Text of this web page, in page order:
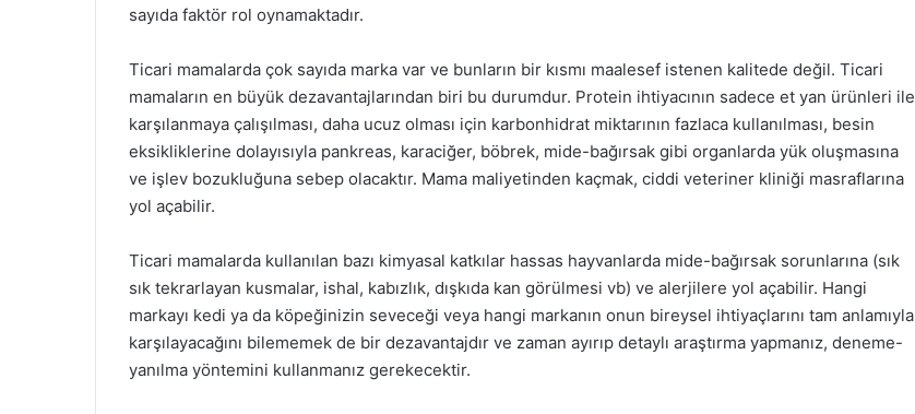
sayıda faktör rol oynamaktadır.
Ticari mamalarda çok sayıda marka var ve bunların bir kısmı maalesef istenen kalitede değil. Ticari
mamaların en büyük dezavantajlarından biri bu durumdur. Protein ihtiyacının sadece et yan ürünleri ile
karşılanmaya çalışılması, daha ucuz olması için karbonhidrat miktarının fazlaca kullanılması, besin
eksikliklerine dolayısıyla pankreas, karaciğer, böbrek, mide-bağırsak gibi organlarda yük oluşmasına
ve işlev bozukluğuna sebep olacaktır. Mama maliyetinden kaçmak, ciddi veteriner kliniği masraflarına
yol açabilir.
Ticari mamalarda kullanılan bazı kimyasal katkılar hassas hayvanlarda mide-bağırsak sorunlarına (sık
sık tekrarlayan kusmalar, ishal, kabızlık, dışkıda kan görülmesi vb) ve alerjilere yol açabilir. Hangi
markayı kedi ya da köpeğinizin seveceği veya hangi markanın onun bireysel ihtiyaçlarını tam anlamıyla
karşılayacağını bilememek de bir dezavantajdır ve zaman ayırıp detaylı araştırma yapmanız, deneme-
yanılma yöntemini kullanmanız gerekecektir.